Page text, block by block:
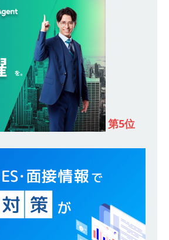
スを提供するベンチャー企業 ｜ 設立から毎年黒
字経営。売上は常に右肩上がり ｜ 未経験から営
業として成長・収入アップが目指せる環境 ｜ オ
イシル
体育会積極採用企業
[ 2026年5月13日 ]
【 28卒 ｜ トップ企業内定の
登竜門!! 満足度98％のインターン 】 東京勤務・
転勤なし ｜ 文系IT未経験でもOK ｜ 新卒の3年以
目指せる!! ｜ データX
体育会積極採用企業
[ 2026年5月13日 ] 【 28卒 ｜ 仕事の全容を知れ
るオープンカンパニー 】 大林グループ ｜ 全国規
第5位